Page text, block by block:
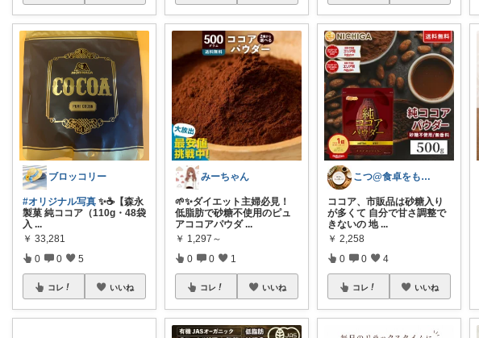
ブロッコリー
#オリジナル写真 ✨☕【森永
製菓 純ココア（110g・48袋
入 ...
￥ 33,281
0 0 5
コレ いいね
みーちゃん
🌱✨ダイエット主婦必見！
低脂肪で砂糖不使用のピュ
アココアパウダ ...
￥ 1,297～
0 0 1
コレ いいね
こつ@食卓をもっと楽しく♪
ココア、市販品は砂糖入り
が多くて 自分で甘さ調整で
きないの 地 ...
￥ 2,258
0 0 4
コレ いいね